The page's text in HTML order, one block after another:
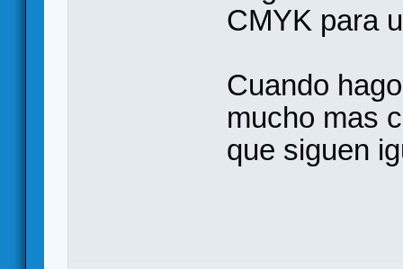
CMYK para
Cuando
mucho mas
que siguen